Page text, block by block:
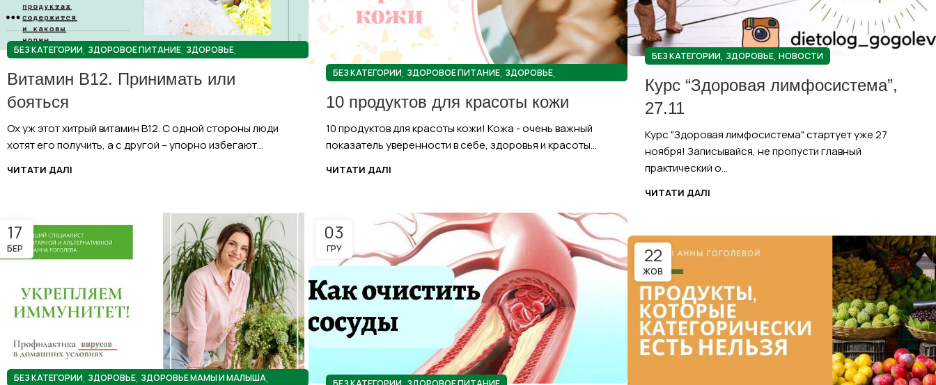
БЕЗ КАТЕГОРИИ, ЗДОРОВОЕ ПИТАНИЕ, ЗДОРОВЬЕ,
Витамин В12. Принимать или
бояться
Ох уж этот хитрый витамин В12. С одной стороны люди
хотят его получить, а с другой – упорно избегают...
ЧИТАТИ ДАЛІ
БЕЗ КАТЕГОРИИ, ЗДОРОВЬЕ, НОВОСТИ
Курс “Здоровая лимфосистема”,
27.11
Курс "Здоровая лимфосистема" стартует уже 27
ноября! Записывайся, не пропусти главный
практический о...
ЧИТАТИ ДАЛІ
БЕЗ КАТЕГОРИИ, ЗДОРОВОЕ ПИТАНИЕ, ЗДОРОВЬЕ,
10 продуктов для красоты кожи
10 продуктов для красоты кожи! Кожа - очень важный
показатель уверенности в себе, здоровья и красоты...
ЧИТАТИ ДАЛІ
17
БЕР
БЕЗ КАТЕГОРИИ, ЗДОРОВЬЕ, ЗДОРОВЬЕ МАМЫ И МАЛЫША,
03
ГРУ 22
ЖОВ